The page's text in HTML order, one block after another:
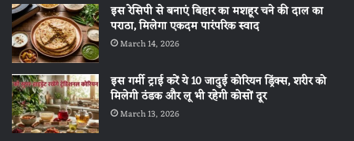
इस रेसिपी से बनाएं बिहार का मशहूर चने की दाल का
पराठा, मिलेगा एकदम पारंपरिक स्वाद
March 14, 2026
इस गर्मी ट्राई करें ये 10 जादुई कोरियन ड्रिंक्स, शरीर को
मिलेगी ठंडक और लू भी रहेगी कोसों दूर
March 13, 2026